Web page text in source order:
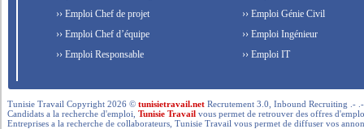
›› Emploi Chef de projet
›› Emploi Chef d’équipe
›› Emploi Responsable
›› Emploi Génie Civil
›› Emploi Ingénieur
›› Emploi IT
Tunisie Travail Copyright 2026 ©tunisietravail.net Recrutement 3.0, Inbound Recruiting .-
Candidats a la recherche d'emploi,Tunisie Travail vous permet de retrouver des offres
Entreprises a la recherche de collaborateurs, Tunisie Travail vous permet de diffuser vos